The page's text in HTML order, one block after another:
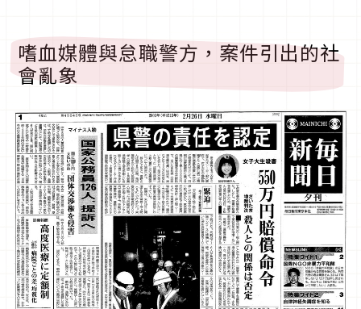
嗜血媒體與怠職警方，案件引出的社
會亂象